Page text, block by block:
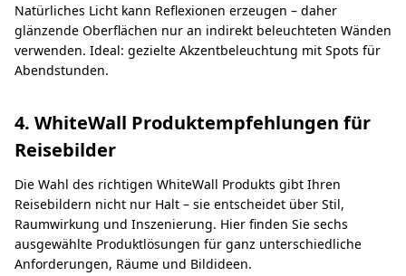
Natürliches Licht kann Reflexionen erzeugen – daher
glänzende Oberflächen nur an indirekt beleuchteten Wänden
verwenden. Ideal: gezielte Akzentbeleuchtung mit Spots für
Abendstunden.
4. WhiteWall Produktempfehlungen für
Reisebilder
Die Wahl des richtigen WhiteWall Produkts gibt Ihren
Reisebildern nicht nur Halt – sie entscheidet über Stil,
Raumwirkung und Inszenierung. Hier finden Sie sechs
ausgewählte Produktlösungen für ganz unterschiedliche
Anforderungen, Räume und Bildideen.